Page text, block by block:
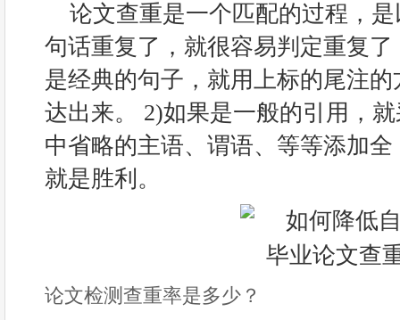
论文查重是一个匹配的过程，
句话重复了，就很容易判定重复
是经典的句子，就用上标的尾注
达出来。 2)如果是一般的引用，
中省略的主语、谓语、等等添加
就是胜利。
论文检测查重率是多少？